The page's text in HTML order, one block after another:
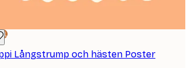
Långstrump och hästen Poster